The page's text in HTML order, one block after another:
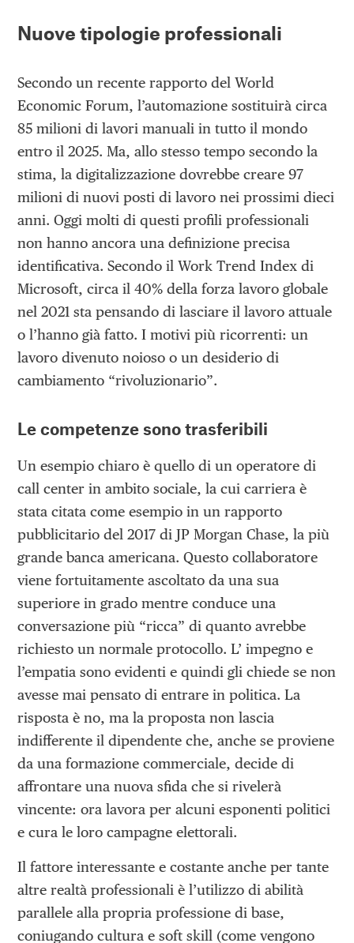
Nuove tipologie professionali
Secondo un recente rapporto del World
Economic Forum, l’automazione sostituirà circa
85 milioni di lavori manuali in tutto il mondo
entro il 2025. Ma, allo stesso tempo secondo la
stima, la digitalizzazione dovrebbe creare 97
milioni di nuovi posti di lavoro nei prossimi dieci
anni. Oggi molti di questi profili professionali
non hanno ancora una definizione precisa
identificativa. Secondo il Work Trend Index di
Microsoft, circa il 40% della forza lavoro globale
nel 2021 sta pensando di lasciare il lavoro attuale
o l’hanno già fatto. I motivi più ricorrenti: un
lavoro divenuto noioso o un desiderio di
cambiamento “rivoluzionario”.
Le competenze sono trasferibili
Un esempio chiaro è quello di un operatore di
call center in ambito sociale, la cui carriera è
stata citata come esempio in un rapporto
pubblicitario del 2017 di JP Morgan Chase, la più
grande banca americana. Questo collaboratore
viene fortuitamente ascoltato da una sua
superiore in grado mentre conduce una
conversazione più “ricca” di quanto avrebbe
richiesto un normale protocollo. L’ impegno e
l’empatia sono evidenti e quindi gli chiede se non
avesse mai pensato di entrare in politica. La
risposta è no, ma la proposta non lascia
indifferente il dipendente che, anche se proviene
da una formazione commerciale, decide di
affrontare una nuova sfida che si rivelerà
vincente: ora lavora per alcuni esponenti politici
e cura le loro campagne elettorali.
Il fattore interessante e costante anche per tante
altre realtà professionali è l’utilizzo di abilità
parallele alla propria professione di base,
coniugando cultura e soft skill (come vengono